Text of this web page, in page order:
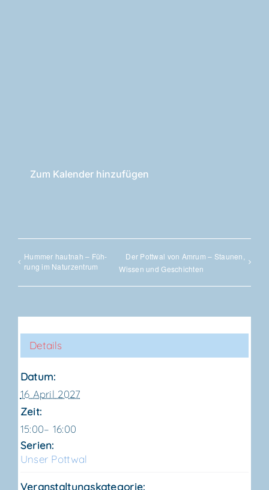
Zum Kalender hinzufügen
Hum­mer haut­nah – Füh­
rung im Naturzentrum
Der Pott­wal von Amrum – Stau­nen,
Wis­sen und Geschichten
Details
Datum:
16 April 2027
Zeit:
15:00– 16:00
Serien:
Unser Pott­wal
Veranstaltungskategorie: